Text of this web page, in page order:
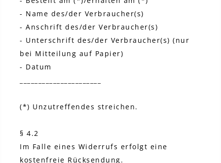
- Name des/der Verbraucher(s)
- Anschrift des/der Verbraucher(s)
- Unterschrift des/der Verbraucher(s) (nur
bei Mitteilung auf Papier)
- Datum
(*) Unzutreffendes streichen.
§ 4.2
Im Falle eines Widerrufs erfolgt eine
kostenfreie Rücksendung.